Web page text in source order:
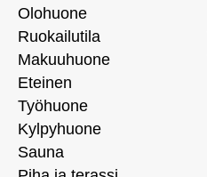
Olohuone
Ruokailutila
Makuuhuone
Eteinen
Työhuone
Kylpyhuone
Sauna